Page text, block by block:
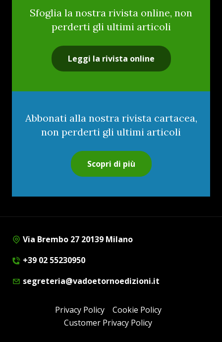
Sfoglia la nostra rivista online, non
perderti gli ultimi articoli
Leggi la rivista online
Abbonati alla nostra rivista cartacea,
non perderti gli ultimi articoli
Scopri di più
Via Brembo 27 20139 Milano
+39 02 55230950
segreteria@vadoetornoedizioni.it
Privacy Policy
Cookie Policy
Customer Privacy Policy